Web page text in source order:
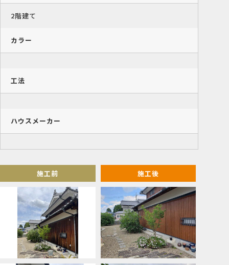
2階建て
カラー
工法
ハウスメーカー
施工前 施工後